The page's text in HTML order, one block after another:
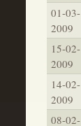
01-03-
2009
15-02-
2009
14-02-
2009
08-02-